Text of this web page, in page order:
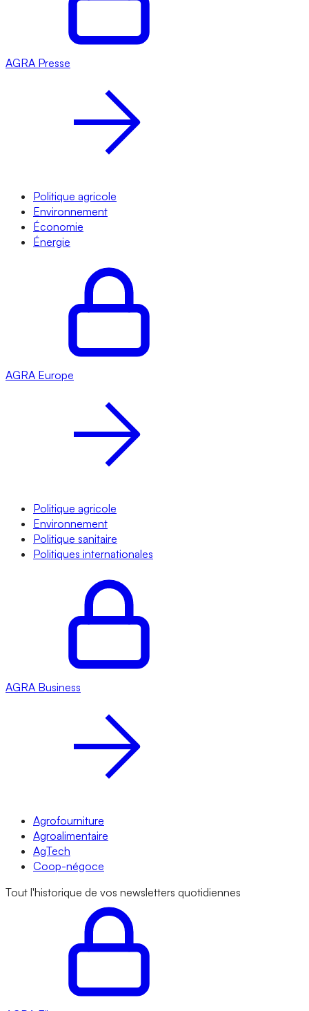
AGRA Presse
Politique agricole
Environnement
Économie
Énergie
AGRA Europe
Politique agricole
Environnement
Politique sanitaire
Politiques internationales
AGRA Business
Agrofourniture
Agroalimentaire
AgTech
Coop-négoce
Tout l'historique de vos newsletters quotidiennes